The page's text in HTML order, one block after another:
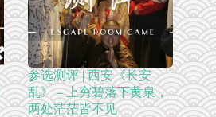
参选测评 | 西安《长安
乱》 – 上穷碧落下黄泉，
两处茫茫皆不见